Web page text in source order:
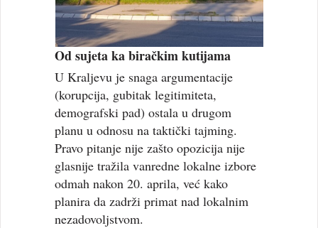
Od sujeta ka biračkim kutijama
U Kraljevu je snaga argumentacije
(korupcija, gubitak legitimiteta,
demografski pad) ostala u drugom
planu u odnosu na taktički tajming.
Pravo pitanje nije zašto opozicija nije
glasnije tražila vanredne lokalne izbore
odmah nakon 20. aprila, već kako
planira da zadrži primat nad lokalnim
nezadovoljstvom.